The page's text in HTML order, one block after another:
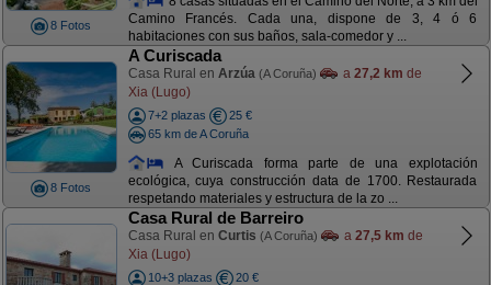
8 Fotos
Camino Francés. Cada una, dispone de 3, 4 ó 6
habitaciones con sus baños, sala-comedor y ...
8 Fotos
A Curiscada
Casa Rural en Arzúa (A Coruña) a 27,2 km de
Xia (Lugo)
7+2 plazas
25 €
65 km de A Coruña
A Curiscada forma parte de una explotación
ecológica, cuya construcción data de 1700. Restaurada
respetando materiales y estructura de la zo ...
Casa Rural de Barreiro
Casa Rural en Curtis (A Coruña) a 27,5 km de
Xia (Lugo)
10+3 plazas
20 €